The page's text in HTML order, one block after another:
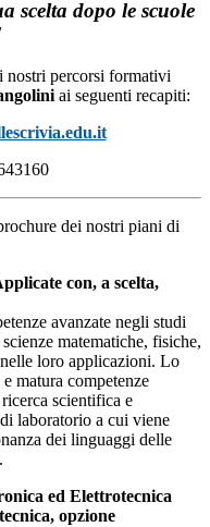
scelta dopo le scuole
nostri percorsi formativi
ai seguenti recapiti:
dei nostri piani di
con, a scelta,
avanzate negli studi
matematiche, fisiche,
loro applicazioni. Lo
matura competenze
scientifica e
laboratorio a cui viene
dei linguaggi delle
ed Elettrotecnica
opzione